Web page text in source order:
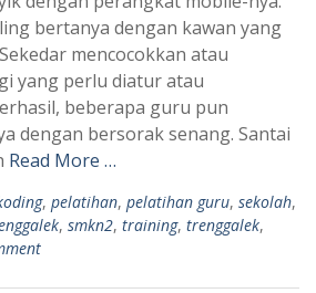
bertanya dengan kawan yang
mencocokkan atau
yang perlu diatur atau
beberapa guru pun
dengan bersorak senang. Santai
Read More …
, pelatihan, pelatihan guru, sekolah,
, smkn2, training, trenggalek,